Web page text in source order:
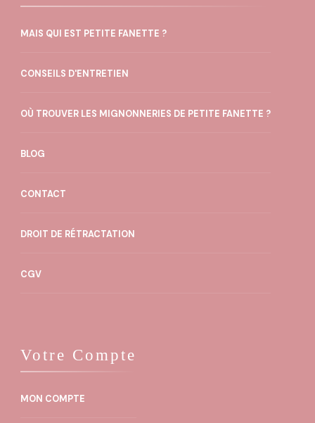
MAIS QUI EST PETITE FANETTE ?
CONSEILS D'ENTRETIEN
OÙ TROUVER LES MIGNONNERIES DE PETITE FANETTE ?
BLOG
CONTACT
DROIT DE RÉTRACTATION
CGV
Votre Compte
MON COMPTE